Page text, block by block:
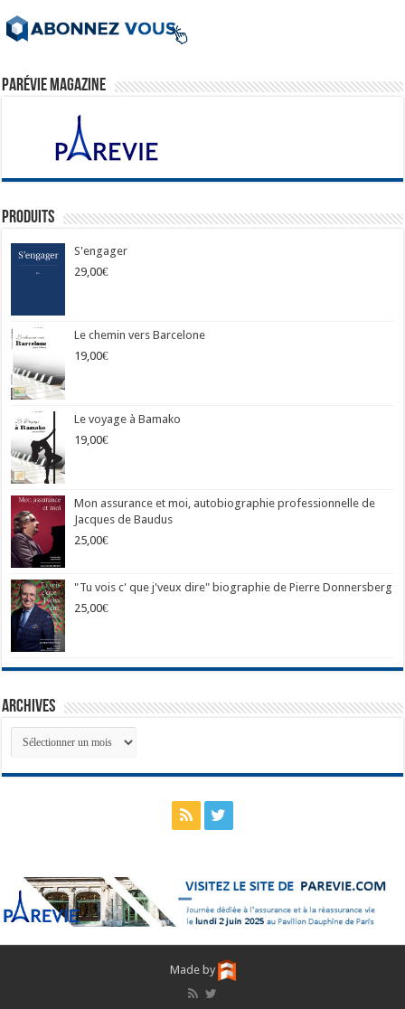
ParéVie Magazine
Produits
S'engager
29,00€
Le chemin vers Barcelone
19,00€
Le voyage à Bamako
19,00€
Mon assurance et moi, autobiographie professionnelle de
Jacques de Baudus
25,00€
"Tu vois c' que j'veux dire" biographie de Pierre Donnersberg
25,00€
Archives
Archives
Made by